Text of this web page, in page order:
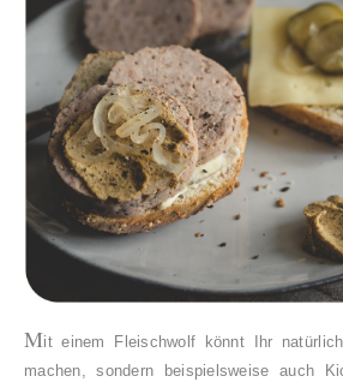
Mit einem Fleischwolf könnt Ihr
machen, sondern beispielsweise auch